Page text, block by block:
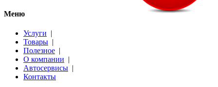
Меню
Услуги |
Товары |
Полезное |
О компании |
Автосервисы |
Контакты